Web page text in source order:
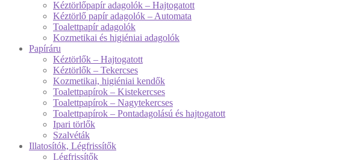
Kéztörlőpapír adagolók – Hajtogatott
Kéztörlő papír adagolók – Automata
Toalettpapír adagolók
Kozmetikai és higiéniai adagolók
Papíráru
Kéztörlők – Hajtogatott
Kéztörlők – Tekercses
Kozmetikai, higiéniai kendők
Toalettpapírok – Kistekercses
Toalettpapírok – Nagytekercses
Toalettpapírok – Pontadagolású és hajtogatott
Ipari törlők
Szalvéták
Illatosítók, Légfrissítők
Légfrissítők